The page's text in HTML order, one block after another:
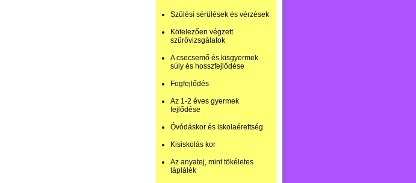
Szülési sérülések és vérzések
Kötelezően végzett
szűrővizsgálatok
A csecsemő és kisgyermek
súly és hosszfejlődése
Fogfejlődés
Az 1-2 éves gyermek
fejlődése
Óvódáskor és iskolaérettség
Kisiskolás kor
Az anyatej, mint tökéletes
táplálék